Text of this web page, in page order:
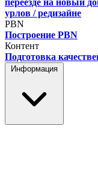
переезде на новый
урлов / редизайне
PBN
Построение PBN
Контент
Подготовка
Информация